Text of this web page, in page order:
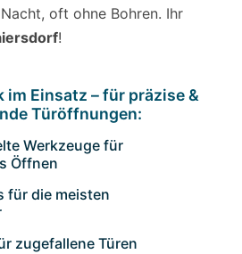
oft ohne Bohren. Ihr
!
im Einsatz – für präzise &
Türöffnungen:
Werkzeuge für
Öffnen
für die meisten
zugefallene Türen